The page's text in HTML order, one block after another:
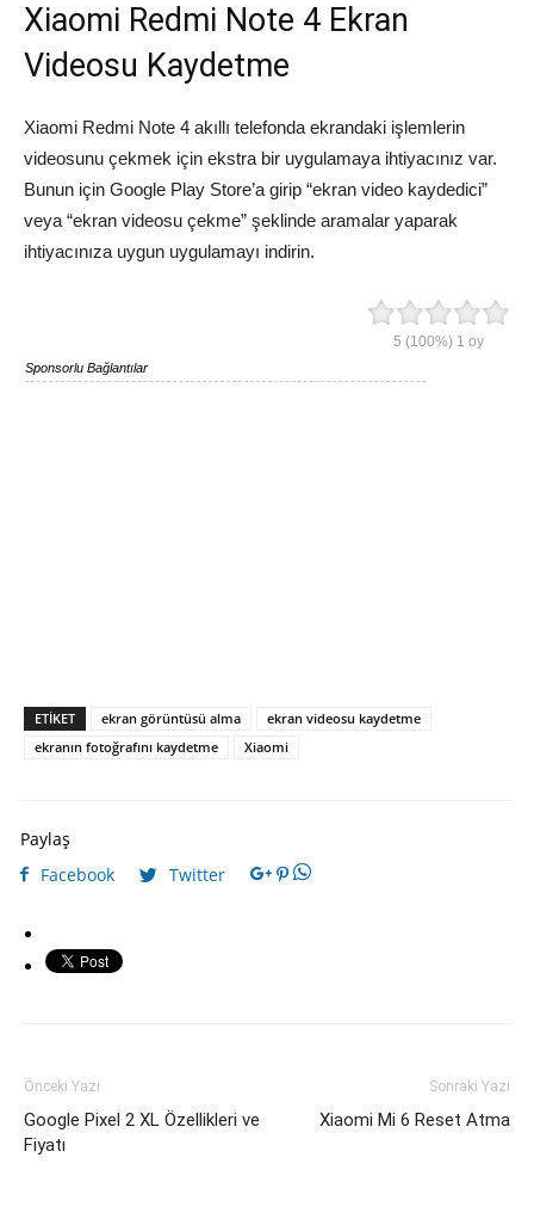
Xiaomi Redmi Note 4 Ekran
Videosu Kaydetme
Xiaomi Redmi Note 4 akıllı telefonda ekrandaki işlemlerin
videosunu çekmek için ekstra bir uygulamaya ihtiyacınız var.
Bunun için Google Play Store’a girip “ekran video kaydedici”
veya “ekran videosu çekme” şeklinde aramalar yaparak
ihtiyacınıza uygun uygulamayı indirin.
5 (100%) 1 oy
Sponsorlu Bağlantılar
ETIKET ekran görüntüsü alma
ekran videosu kaydetme
ekranın fotoğrafını kaydetme
Xiaomi
Paylaş
Facebook
Twitter
Önceki Yazı
Google Pixel 2 XL Özellikleri ve
Fiyatı
Sonraki Yazı
Xiaomi Mi 6 Reset Atma